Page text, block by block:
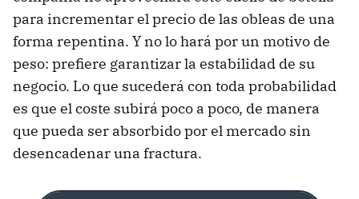
para incrementar el precio de las obleas de una
forma repentina. Y no lo hará por un motivo de
peso: prefiere garantizar la estabilidad de su
negocio. Lo que sucederá con toda probabilidad
es que el coste subirá poco a poco, de manera
que pueda ser absorbido por el mercado sin
desencadenar una fractura.